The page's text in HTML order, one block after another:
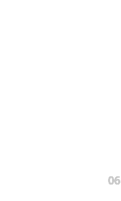
06